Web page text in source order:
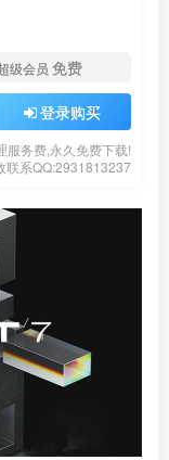
级会员 免费
登录购买
服务费,永久免费下载!
联系QQ:2931813237